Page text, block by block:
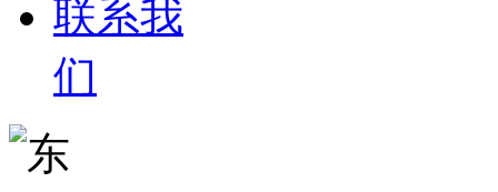
联系我
们